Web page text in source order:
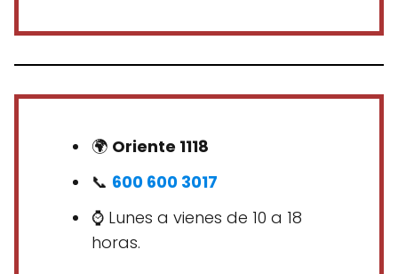
🌍 Oriente 1118
📞 600 600 3017
⌚ Lunes a vienes de 10 a 18
horas.